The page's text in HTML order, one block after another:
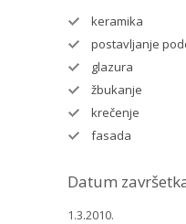
keramika
postavljanje
glazura
žbukanje
krečenje
fasada
Datum
1.3.2010.